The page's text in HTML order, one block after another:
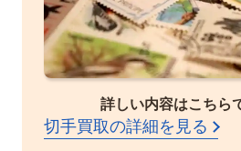
詳しい内容はこちら
切手買取の詳細を見る